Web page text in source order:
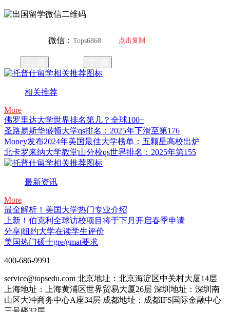
微信：Tops6868 点击复制
相关推荐
More
佛罗里达大学世界排名第几？全球100+
圣路易斯华盛顿大学qs排名：2025年下滑至第176
Money发布2024年美国最佳大学榜单：五颗星高校出炉
北卡罗来纳大学教堂山分校qs世界排名：2025年第155
最新资讯
More
最全解析！美国大学热门专业介绍
上新！伯克利全球访校项目将于下月开启春季申请
分享|纽约大学在读学生评价
美国热门硕士gre/gmat要求
400-686-9991
service@topsedu.com 北京地址：北京海淀区中关村大厦14层
上海地址：上海黄浦区世界贸易大厦26层 深圳地址：深圳南
山区大冲商务中心A座34层 成都地址：成都IFS国际金融中心